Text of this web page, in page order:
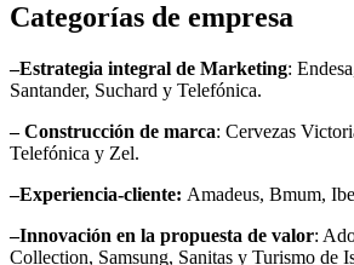
Categorías de empresa
–Estrategia integral de Marketing:
Santander, Suchard y Telefónica.
–Construcción de marca: Cervezas
Telefónica y Zel.
–Experiencia-cliente: Amadeus, Bmum,
–Innovación en la propuesta de valor:
Collection, Samsung, Sanitas y Turismo de